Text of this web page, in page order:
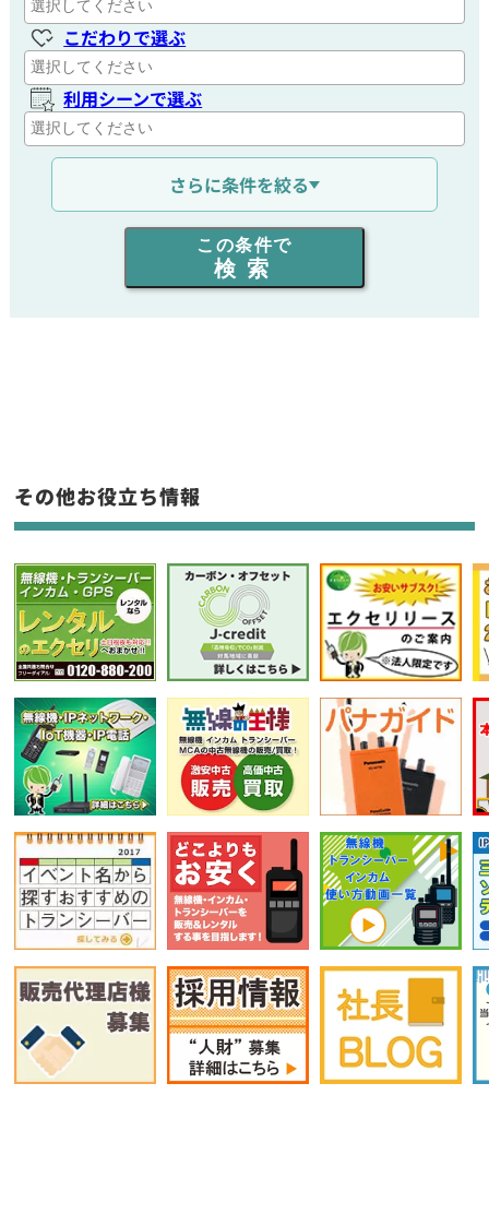
こだわりで選ぶ
利用シーンで選ぶ
通信距離を選ぶ
出力を選ぶ
同時通話人数を選ぶ
フリーワード入力(製品名等)
選択条件をリセット
さらに条件を絞る
この条件で
検索
その他お役立ち情報